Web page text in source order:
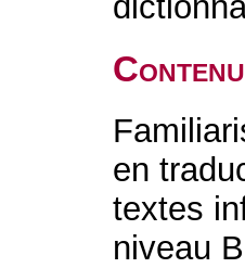
en
textes
niveau